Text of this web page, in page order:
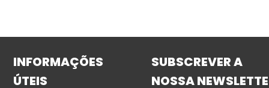
INFORMAÇÕES
ÚTEIS
SUBSCREVER A
NOSSA